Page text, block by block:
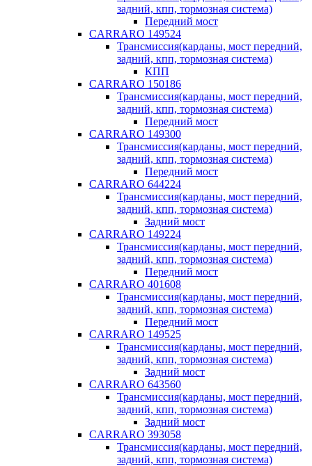
задний, кпп, тормозная система)
Передний мост
CARRARO 149524
Трансмиссия(карданы, мост передний,
задний, кпп, тормозная система)
КПП
CARRARO 150186
Трансмиссия(карданы, мост передний,
задний, кпп, тормозная система)
Передний мост
CARRARO 149300
Трансмиссия(карданы, мост передний,
задний, кпп, тормозная система)
Передний мост
CARRARO 644224
Трансмиссия(карданы, мост передний,
задний, кпп, тормозная система)
Задний мост
CARRARO 149224
Трансмиссия(карданы, мост передний,
задний, кпп, тормозная система)
Передний мост
CARRARO 401608
Трансмиссия(карданы, мост передний,
задний, кпп, тормозная система)
Передний мост
CARRARO 149525
Трансмиссия(карданы, мост передний,
задний, кпп, тормозная система)
Задний мост
CARRARO 643560
Трансмиссия(карданы, мост передний,
задний, кпп, тормозная система)
Задний мост
CARRARO 393058
Трансмиссия(карданы, мост передний,
задний, кпп, тормозная система)